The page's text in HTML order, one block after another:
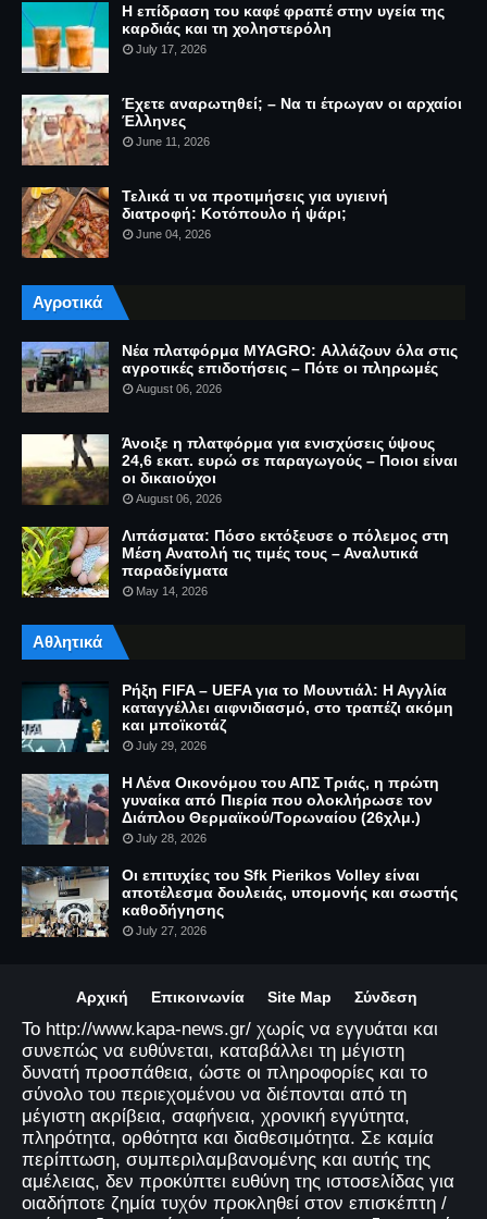
Η επίδραση του καφέ φραπέ στην υγεία της
καρδιάς και τη χοληστερόλη
July 17, 2026
Έχετε αναρωτηθεί; – Να τι έτρωγαν οι αρχαίοι
Έλληνες
June 11, 2026
Τελικά τι να προτιμήσεις για υγιεινή
διατροφή: Κοτόπουλο ή ψάρι;
June 04, 2026
Αγροτικά
Νέα πλατφόρμα MYAGRO: Αλλάζουν όλα στις
αγροτικές επιδοτήσεις – Πότε οι πληρωμές
August 06, 2026
Άνοιξε η πλατφόρμα για ενισχύσεις ύψους
24,6 εκατ. ευρώ σε παραγωγούς – Ποιοι είναι
οι δικαιούχοι
August 06, 2026
Λιπάσματα: Πόσο εκτόξευσε ο πόλεμος στη
Μέση Ανατολή τις τιμές τους – Αναλυτικά
παραδείγματα
May 14, 2026
Αθλητικά
Ρήξη FIFA – UEFA για το Μουντιάλ: Η Αγγλία
καταγγέλλει αιφνιδιασμό, στο τραπέζι ακόμη
και μποϊκοτάζ
July 29, 2026
Η Λένα Οικονόμου του ΑΠΣ Τριάς, η πρώτη
γυναίκα από Πιερία που ολοκλήρωσε τον
Διάπλου Θερμαϊκού/Τορωναίου (26χλμ.)
July 28, 2026
Οι επιτυχίες του Sfk Pierikos Volley είναι
αποτέλεσμα δουλειάς, υπομονής και σωστής
καθοδήγησης
July 27, 2026
Αρχική Επικοινωνία Site Map Σύνδεση
Το http://www.kapa-news.gr/ χωρίς να εγγυάται και
συνεπώς να ευθύνεται, καταβάλλει τη μέγιστη
δυνατή προσπάθεια, ώστε οι πληροφορίες και το
σύνολο του περιεχομένου να διέπονται από τη
μέγιστη ακρίβεια, σαφήνεια, χρονική εγγύτητα,
πληρότητα, ορθότητα και διαθεσιμότητα. Σε καμία
περίπτωση, συμπεριλαμβανομένης και αυτής της
αμέλειας, δεν προκύπτει ευθύνη της ιστοσελίδας για
οιαδήποτε ζημία τυχόν προκληθεί στον επισκέπτη /